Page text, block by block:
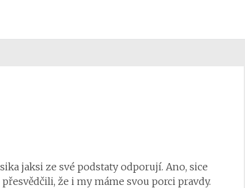
jaksi ze své podstaty odporují. Ano, sice
že i my máme svou porci pravdy.